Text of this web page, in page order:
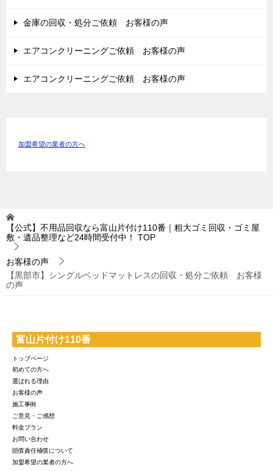
金庫の回収・処分ご依頼 お客様の声
エアコンクリーニングご依頼 お客様の声
エアコンクリーニングご依頼 お客様の声
加盟希望の業者の方へ
【公式】不用品回収なら富山片付け110番｜粗大ゴミ回収・ゴミ屋
敷・遺品整理など24時間受付中！
TOP
お客様の声
【黒部市】シングルベッドマットレスの回収・処分ご依頼 お客様
の声
富山片付け110番
トップページ
初めての方へ
選ばれる理由
お客様の声
施工事例
ご意見・ご感想
料金プラン
お問い合わせ
賠償責任補償について
加盟希望の業者の方へ